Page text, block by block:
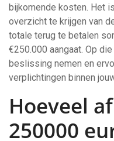
bijkomende kosten. Het
overzicht te krijgen van
totale terug te betalen
€250.000 aangaat. Op
beslissing nemen en
verplichtingen binnen
Hoeveel
250000